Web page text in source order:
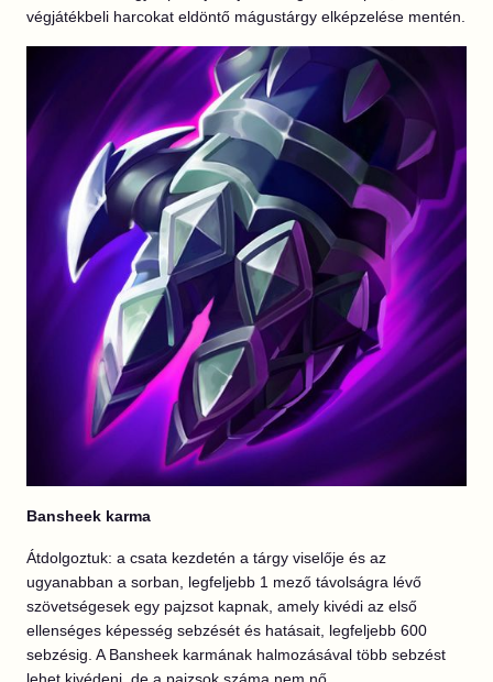
végjátékbeli harcokat eldöntő mágustárgy elképzelése mentén.
Bansheek karma
Átdolgoztuk: a csata kezdetén a tárgy viselője és az
ugyanabban a sorban, legfeljebb 1 mező távolságra lévő
szövetségesek egy pajzsot kapnak, amely kivédi az első
ellenséges képesség sebzését és hatásait, legfeljebb 600
sebzésig. A Bansheek karmának halmozásával több sebzést